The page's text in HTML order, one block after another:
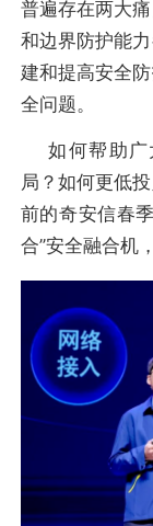
普遍存在两大
和边界防护能
建和提高安全
全问题。
如何帮助广
局？如何更低
前的奇安信春
合”安全融合机